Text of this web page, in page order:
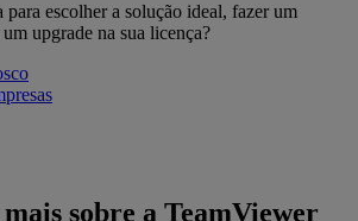
para escolher a solução ideal, fazer um
upgrade na sua licença?
sobre a TeamViewer